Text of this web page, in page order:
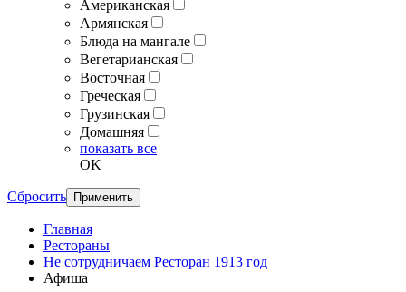
Американская
Армянская
Блюда на мангале
Вегетарианская
Восточная
Греческая
Грузинская
Домашняя
показать все
OK
Сбросить Применить
Главная
Рестораны
Не сотрудничаем Ресторан 1913 год
Афиша